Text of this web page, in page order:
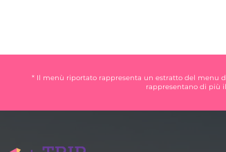
* Il menù riportato rappresenta un estratto del menu
rappresentano di più